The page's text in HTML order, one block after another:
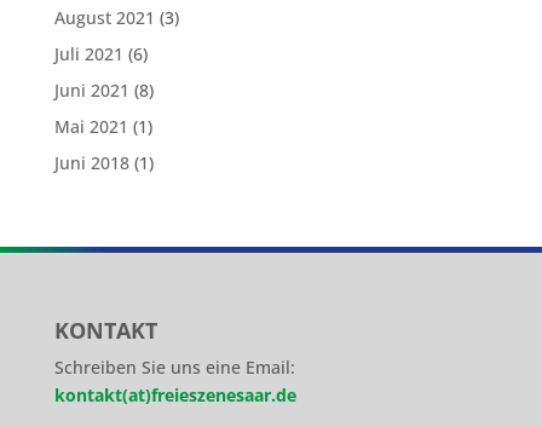
August 2021 (3)
Juli 2021 (6)
Juni 2021 (8)
Mai 2021 (1)
Juni 2018(1)
KONTAKT
Schreiben Sie uns eine Email:
kontakt(at)freieszenesaar.de